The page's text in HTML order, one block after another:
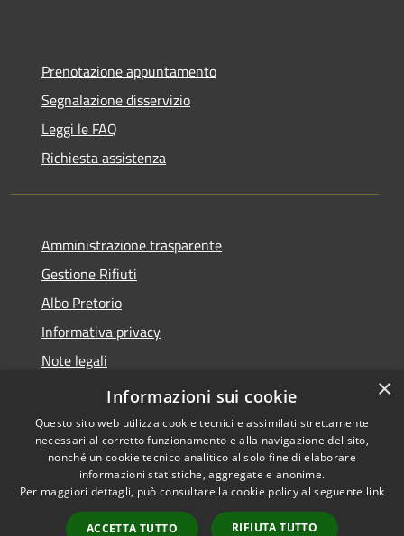
Prenotazione appuntamento
Segnalazione disservizio
Leggi le FAQ
Richiesta assistenza
Amministrazione trasparente
Gestione Rifiuti
Albo Pretorio
Informativa privacy
Note legali
Dichiarazione di accessibilità
Accessibilità
Copyright © 2026 • Comune di
Perarolo di Cadore • Powered
byMunicipium
Accesso
×
Informazioni sui cookie
Questo sito web utilizza cookie tecnici e assimilati strettamente
necessari al corretto funzionamento e alla navigazione del sito,
nonché un cookie tecnico analitico al solo fine di elaborare
informazioni statistiche, aggregate e anonime.
Per maggiori dettagli, può consultare la cookie policy al seguente link
ACCETTA TUTTO RIFIUTA TUTTO